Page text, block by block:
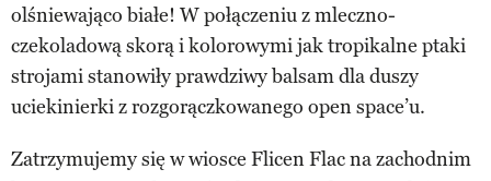
olśniewająco białe! W połączeniu z mleczno-
czekoladową skorą i kolorowymi jak tropikalne ptaki
strojami stanowiły prawdziwy balsam dla duszy
uciekinierki z rozgorączkowanego open space’u.
Zatrzymujemy się w wiosce Flicen Flac na zachodnim